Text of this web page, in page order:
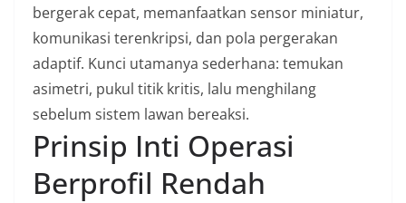
bergerak cepat, memanfaatkan sensor miniatur,
komunikasi terenkripsi, dan pola pergerakan
adaptif. Kunci utamanya sederhana: temukan
asimetri, pukul titik kritis, lalu menghilang
sebelum sistem lawan bereaksi.
Prinsip Inti Operasi
Berprofil Rendah